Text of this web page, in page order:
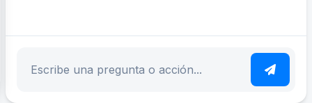
Escribe tu pregunta